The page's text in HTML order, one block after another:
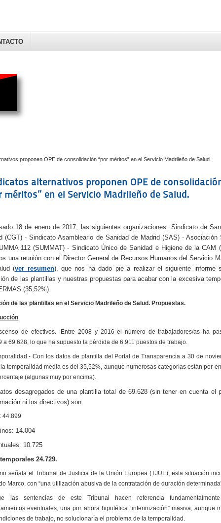
proponen OPE de consolidación “por méritos” en el Servicio Madrileño de Salud.
alternativos proponen OPE de
méritos” en el Servicio Madrileño de Salud.
18 de enero de 2017, las siguientes organizaciones: Sindicato de
(CGT) - Sindicato Asambleario de Sanidad de Madrid (SAS) - Asociación
112 (SUMMAT) - Sindicato Único de Sanidad e Higiene de la CAM
una reunión con el Director General de Recursos Humanos del Servicio
(ver resumen), que nos ha dado pie a realizar el siguiente informe
de las plantillas y nuestras propuestas para acabar con la excesiva
(35,52%).
de las plantillas en el Servicio Madrileño de Salud. Propuestas.
de efectivos.- Entre 2008 y 2016 el número de trabajadores/as ha
a 69.628, lo que ha supuesto la pérdida de 6.911 puestos de trabajo.
Con los datos de plantilla del Portal de Transparencia a 30 de
temporalidad media es del 35,52%, aunque numerosas categorías están por
(algunas muy por encima).
desagregados de una plantilla total de 69.628 (sin tener en cuenta el
ni los directivos) son:
44.899
14.004
10.725
24.729.
señala el Tribunal de Justicia de la Unión Europea (TJUE), esta situación
Marco, con “una utilización abusiva de la contratación de duración
las sentencias de este Tribunal hacen referencia
eventuales, una por ahora hipotética “interinización” masiva, aunque
de trabajo, no solucionaría el problema de la temporalidad.